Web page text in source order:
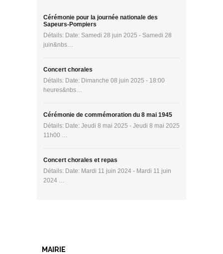
Cérémonie pour la journée nationale des
Sapeurs-Pompiers
Détails: Date: Samedi 28 juin 2025 - Samedi 28
juin&nbs…
Concert chorales
Détails: Date: Dimanche 08 juin 2025 - 18:00
heures&nbs…
Cérémonie de commémoration du 8 mai 1945
Détails: Date: Jeudi 8 mai 2025 - Jeudi 8 mai 2025
11h00 …
Concert chorales et repas
Détails: Date: Mardi 11 juin 2024 - Mardi 11 juin
2024 …
MAIRIE